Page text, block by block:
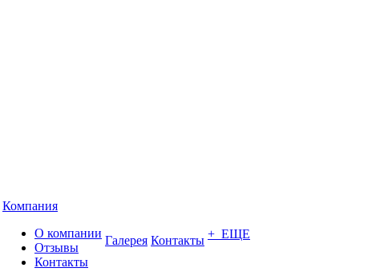
Компания
О компании
Отзывы
Контакты
Галерея Контакты + ЕЩЕ